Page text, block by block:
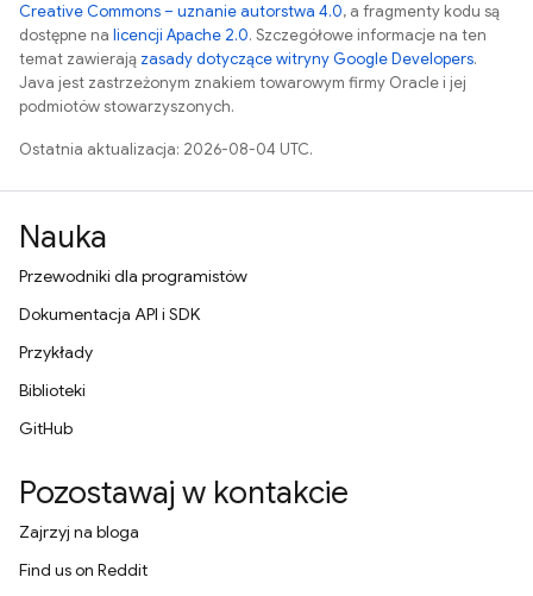
Creative Commons – uznanie autorstwa 4.0, a fragmenty kodu są
dostępne na licencji Apache 2.0. Szczegółowe informacje na ten
temat zawierają zasady dotyczące witryny Google Developers.
Java jest zastrzeżonym znakiem towarowym firmy Oracle i jej
podmiotów stowarzyszonych.
Ostatnia aktualizacja: 2026-08-04 UTC.
Nauka
Przewodniki dla programistów
Dokumentacja API i SDK
Przykłady
Biblioteki
GitHub
Pozostawaj w kontakcie
Zajrzyj na bloga
Find us on Reddit